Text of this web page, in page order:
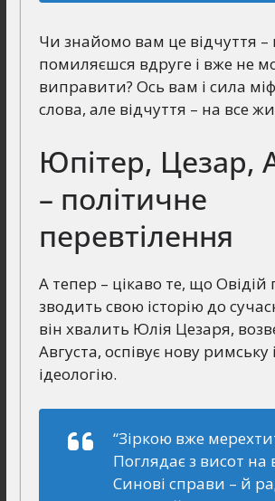
Чи знайомо вам це відчуття –
помиляєшся вдруге і вже не
виправити? Ось вам і сила
слова, але відчуття – на все
Юпітер, Цезар,
– політичне
перевтілення
А тепер – цікаво те, що Овідій
зводить свою історію до
він хвалить Юлія Цезаря,
Августа, оспівує нову римську
ідеологію.
“Зіркою вже
Поглядає з висот на
Синові справи – й